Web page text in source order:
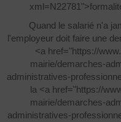
Quand le salarié n'a
l'employeur doit faire une
<a href="https://
mairie/demarches-
administratives-
la <a href="https://
mairie/demarches-
administratives-